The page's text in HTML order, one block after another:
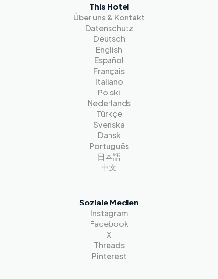
This Hotel
Über uns & Kontakt
Datenschutz
Deutsch
English
Español
Français
Italiano
Polski
Nederlands
Türkçe
Svenska
Dansk
Português
日本語
中文
Soziale Medien
Instagram
Facebook
X
Threads
Pinterest